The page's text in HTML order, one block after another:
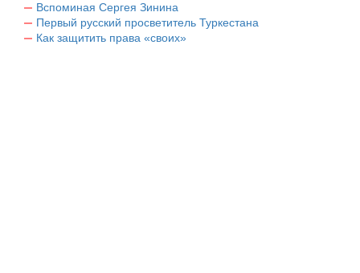
Вспоминая Сергея Зинина
Первый русский просветитель Туркестана
Как защитить права «своих»